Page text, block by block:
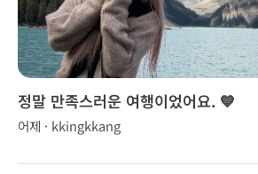
정말 만족스러운 여행이었어요. 💙
어제 · kkingkkang